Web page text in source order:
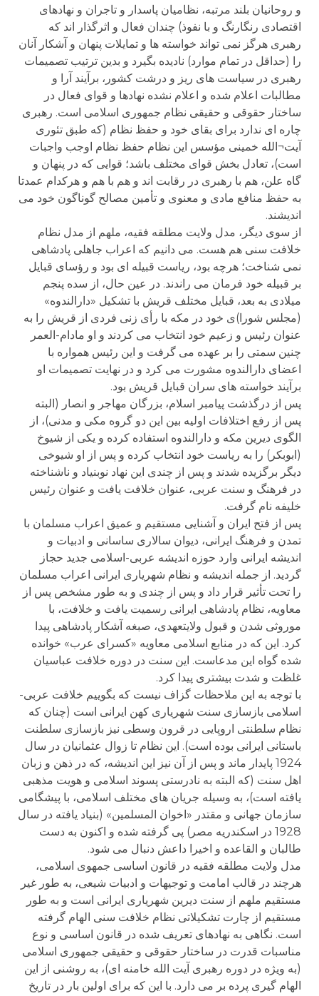
و روحانیان بلند مرتبه، نظامیان پاسدار و تاجران و نهادهای
اقتصادی رنگارنگ و با نفوذ) چندان فعال و اثرگذار اند که
رهبری هرگز نمی تواند خواسته ها و تمایلات پنهان و آشکار آنان
را (حداقل در تمام موارد) نادیده بگیرد و بدین ترتیب تصمیمات
رهبری در سیاست های ریز و درشت کشور، برآیند آرا و
مطالبات اعلام شده و اعلام نشده نهادها و قوای فعال در
ساختار حقوقی و حقیقی نظام جمهوری اسلامی است. رهبری
چاره ای ندارد برای بقای خود و حفظ نظام (که طبق تئوری
آیت¬الله خمینی مؤسس این نظام حفظ نظام اوجب واجبات
است)، تعادل بخش قوای مختلف باشد؛ قوایی که در پنهان و
گاه علن، هم با رهبری در رقابت اند و هم با هم و هرکدام عمدتا
به حفظ منافع مادی و معنوی و تأمین مصالح گوناگون خود می
اندیشند.
از سوی دیگر، مدل ولایت مطلقه فقیه، ملهم از مدل نظام
خلافت سنی هم هست. می دانیم که اعراب جاهلی پادشاهی
نمی شناخت؛ هرچه بود، ریاست قبیله ای بود و رؤسای قبایل
بر قبیله خود فرمان می راندند. در عین حال، از سده پنجم
میلادی به بعد، قبایل مختلف قریش با تشکیل «دارالندوه»
(مجلس شورا)ی خود در مکه با رأی زنی فردی از قریش را به
عنوان رئیس و زعیم خود انتخاب می کردند و او مادام-العمر
چنین سمتی را بر عهده می گرفت و این رئیس همواره با
اعضای دارالندوه مشورت می کرد و در نهایت تصمیمات او
برآیند خواسته های سران قبایل قریش بود.
پس از درگذشت پیامبر اسلام، بزرگان مهاجر و انصار (البته
پس از رفع اختلافات اولیه بین این دو گروه مکی و مدنی)، از
الگوی دیرین مکه و دارالندوه استفاده کرده و یکی از شیوخ
(ابوبکر) را به ریاست خود انتخاب کرده و پس از او شیوخی
دیگر برگزیده شدند و پس از چندی این نهاد نوبنیاد و ناشناخته
در فرهنگ و سنت عربی، عنوان خلافت یافت و عنوان رئیس
خلیفه نام گرفت.
پس از فتح ایران و آشنایی مستقیم و عمیق اعراب مسلمان با
تمدن و فرهنگ ایرانی، دیوان سالاری ساسانی و ادبیات و
اندیشه ایرانی وارد حوزه اندیشه عربی-اسلامی جدید حجاز
گردید. از جمله اندیشه و نظام شهریاری ایرانی اعراب مسلمان
را تحت تأثیر قرار داد و پس از چندی و به طور مشخص پس از
معاویه، نظام پادشاهی ایرانی رسمیت یافت و خلافت، با
موروثی شدن و قبول ولایتعهدی، صبغه آشکار پادشاهی پیدا
کرد. این که در منابع اسلامی معاویه «کسرای عرب» خوانده
شده گواه این مدعاست. این سنت در دوره خلافت عباسیان
غلظت و شدت بیشتری پیدا کرد.
با توجه به این ملاحظات گزاف نیست که بگوییم خلافت عربی-
اسلامی بازسازی سنت شهریاری کهن ایرانی است (چنان که
نظام سلطنتی اروپایی در قرون وسطی نیز بازسازی سلطنت
باستانی ایرانی بوده است). این نظام تا زوال عثمانیان در سال
1924 پایدار ماند و پس از آن نیز این اندیشه، که در ذهن و زبان
اهل سنت (که البته به نادرستی پسوند اسلامی و هویت مذهبی
یافته است)، به وسیله جریان های مختلف اسلامی، با پیشگامی
سازمان جهانی و مقتدر «اخوان المسلمین» (بنیاد یافته در سال
1928 در اسکندریه مصر) پی گرفته شده و اکنون به دست
طالبان و القاعده و اخیرا داعش دنبال می شود.
مدل ولایت مطلقه فقیه در قانون اساسی جمهوی اسلامی،
هرچند در قالب امامت و توجیهات و ادبیات شیعی، به طور غیر
مستقیم ملهم از سنت دیرین شهریاری ایرانی است و به طور
مستقیم از چارت تشکیلاتی نظام خلافت سنی الهام گرفته
است. نگاهی به نهادهای تعریف شده در قانون اساسی و نوع
مناسبات قدرت در ساختار حقوقی و حقیقی جمهوری اسلامی
(به ویژه در دوره رهبری آیت الله خامنه ای)، به روشنی از این
الهام گیری پرده بر می دارد. با این که برای اولین بار در تاریخ